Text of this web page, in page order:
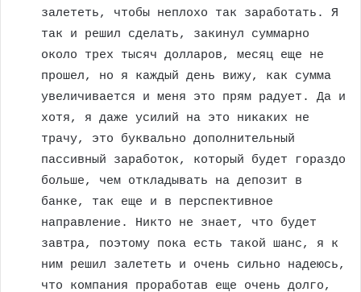
залететь, чтобы неплохо так заработать. Я
так и решил сделать, закинул суммарно
около трех тысяч долларов, месяц еще не
прошел, но я каждый день вижу, как сумма
увеличивается и меня это прям радует. Да и
хотя, я даже усилий на это никаких не
трачу, это буквально дополнительный
пассивный заработок, который будет гораздо
больше, чем откладывать на депозит в
банке, так еще и в перспективное
направление. Никто не знает, что будет
завтра, поэтому пока есть такой шанс, я к
ним решил залететь и очень сильно надеюсь,
что компания проработав еще очень долго,